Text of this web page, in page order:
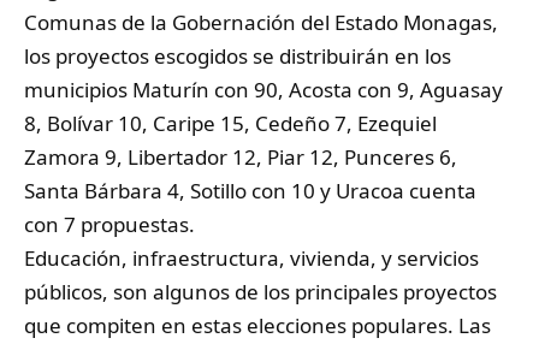
Comunas de la Gobernación del Estado Monagas,
los proyectos escogidos se distribuirán en los
municipios Maturín con 90, Acosta con 9, Aguasay
8, Bolívar 10, Caripe 15, Cedeño 7, Ezequiel
Zamora 9, Libertador 12, Piar 12, Punceres 6,
Santa Bárbara 4, Sotillo con 10 y Uracoa cuenta
con 7 propuestas.
Educación, infraestructura, vivienda, y servicios
públicos, son algunos de los principales proyectos
que compiten en estas elecciones populares. Las